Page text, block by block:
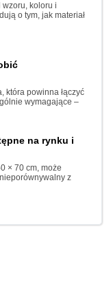
wzoru, koloru i
o tym, jak materiał
która powinna łączyć
wymagające –
na rynku i
× 70 cm, może
z